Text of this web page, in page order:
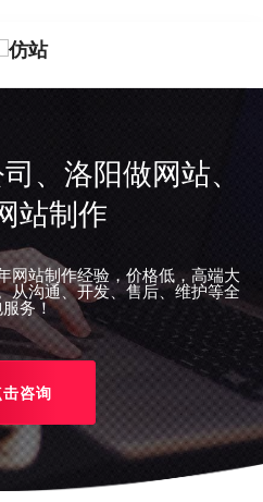
、洛阳做网站、
站制作
网站制作经验，价格低，高端大
从沟通、开发、售后、维护等全
务！
击咨询